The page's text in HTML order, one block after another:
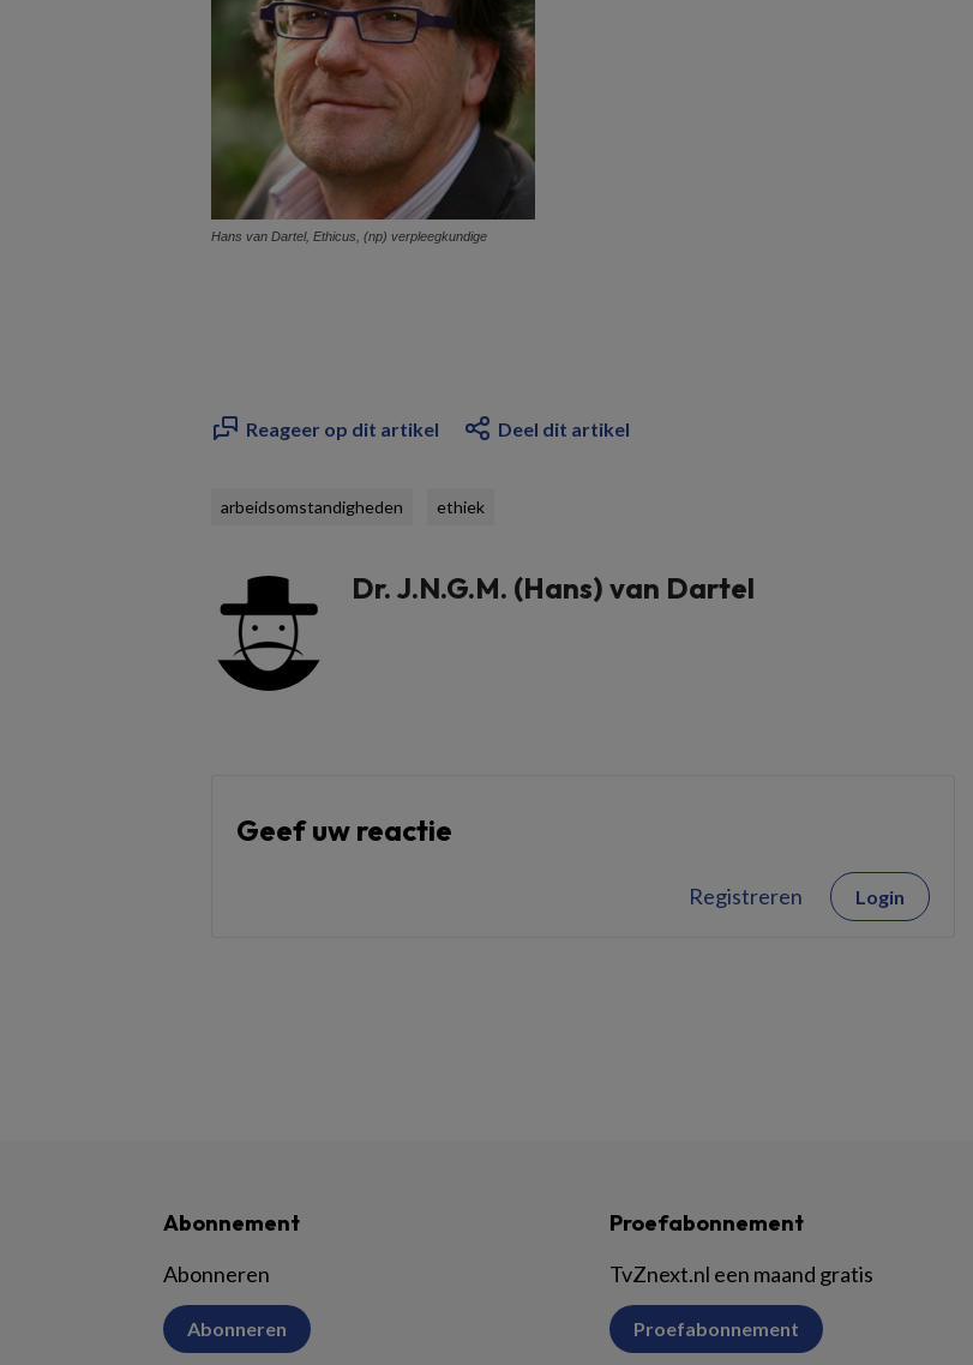
Hans van Dartel, Ethicus, (np) verpleegkundige
Reageer op dit artikel Deel dit artikel
arbeidsomstandigheden ethiek
Dr. J.N.G.M. (Hans) van Dartel
Geef uw reactie
Registreren Login
Abonnement
Abonneren
Abonneren
Proefabonnement
TvZnext.nl een maand gratis
Proefabonnement